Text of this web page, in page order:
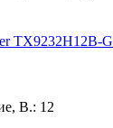
TX9232H12B-G
В.: 12